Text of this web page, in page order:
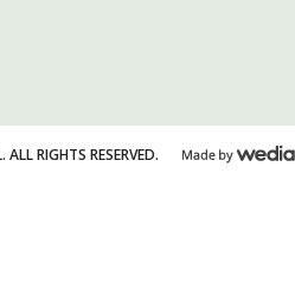
RIGHTS RESERVED.